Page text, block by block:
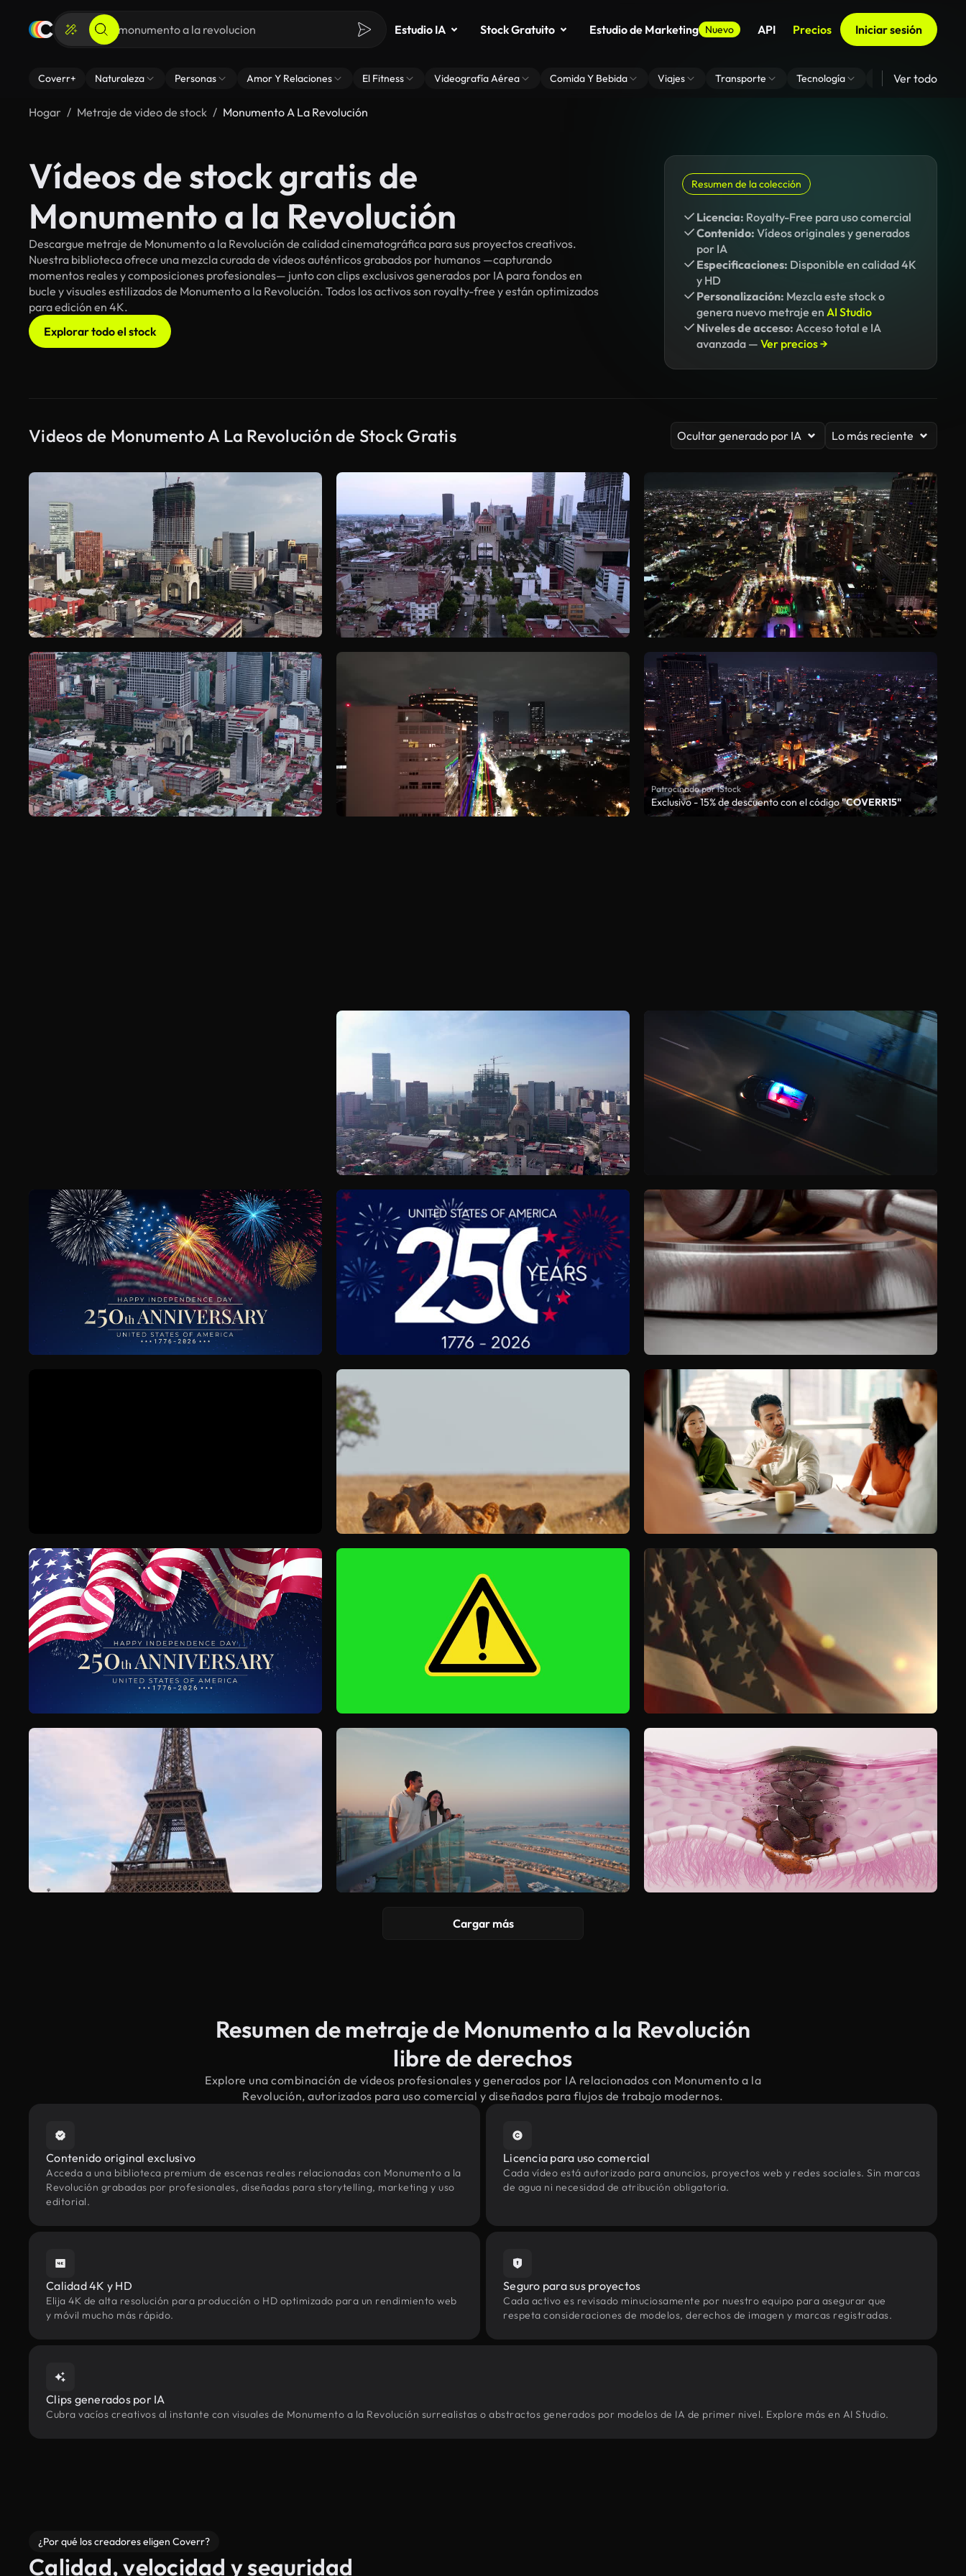
Estudio IA Stock Gratuito Estudio de Marketing Nuevo API Precios Iniciar sesión
Coverr+ Naturaleza Personas Amor Y Relaciones El Fitness Videografía Aérea Comida Y Bebida Viajes Transporte Tecnología Zoom De Fondo
Ver todo
Hogar Metraje de video de stock Monumento A La Revolución
Vídeos de stock gratis de
Monumento a la Revolución
Descargue metraje de Monumento a la Revolución de calidad cinematográfica para sus proyectos creativos.
Nuestra biblioteca ofrece una mezcla curada de vídeos auténticos grabados por humanos —capturando
momentos reales y composiciones profesionales— junto con clips exclusivos generados por IA para fondos en
bucle y visuales estilizados de Monumento a la Revolución. Todos los activos son royalty-free y están optimizados
para edición en 4K.
Explorar todo el stock
Resumen de la colección
Licencia: Royalty-Free para uso comercial
Contenido: Vídeos originales y generados
por IA
Especificaciones: Disponible en calidad 4K
y HD
Personalización: Mezcla este stock o
genera nuevo metraje en AI Studio
Niveles de acceso: Acceso total e IA
avanzada — Ver precios →
Videos de Monumento A La Revolución de Stock Gratis Ocultar generado por IA Lo más reciente
Patrocinado por iStock
Exclusivo - 15% de descuento con el código"COVERR15"
Cargar más
Resumen de metraje de Monumento a la Revolución
libre de derechos
Explore una combinación de vídeos profesionales y generados por IA relacionados con Monumento a la
Revolución, autorizados para uso comercial y diseñados para flujos de trabajo modernos.
Contenido original exclusivo
Acceda a una biblioteca premium de escenas reales relacionadas con Monumento a la
Revolución grabadas por profesionales, diseñadas para storytelling, marketing y uso
editorial.
Licencia para uso comercial
Cada vídeo está autorizado para anuncios, proyectos web y redes sociales. Sin marcas
de agua ni necesidad de atribución obligatoria.
Calidad 4K y HD
Elija 4K de alta resolución para producción o HD optimizado para un rendimiento web
y móvil mucho más rápido.
Seguro para sus proyectos
Cada activo es revisado minuciosamente por nuestro equipo para asegurar que
respeta consideraciones de modelos, derechos de imagen y marcas registradas.
Clips generados por IA
Cubra vacíos creativos al instante con visuales de Monumento a la Revolución surrealistas o abstractos generados por modelos de IA de primer nivel. Explore más en AI Studio.
¿Por qué los creadores eligen Coverr?
Calidad, velocidad y seguridad